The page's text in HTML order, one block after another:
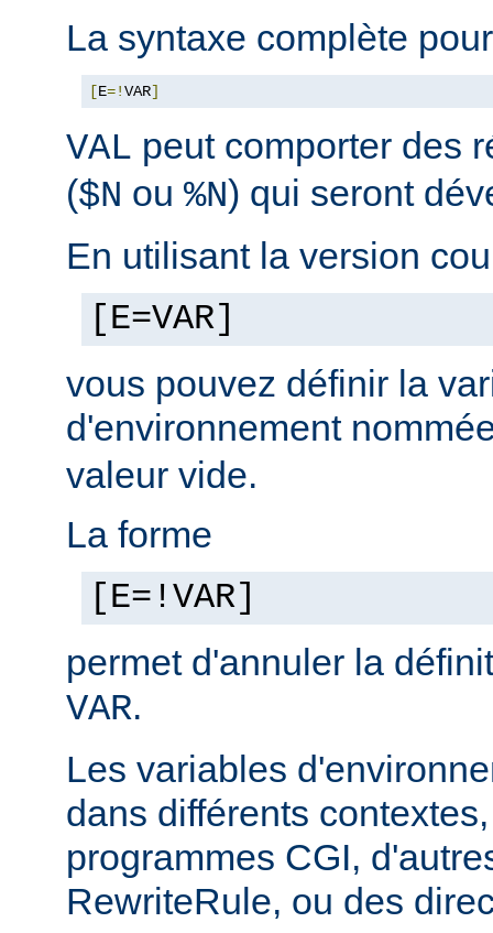
La syntaxe complète
[E=!VAR]
VAL peut comporter des
($N ou %N) qui seront
En utilisant la version
[E=VAR]
vous pouvez définir la
d'environnement
valeur vide.
La forme
[E=!VAR]
permet d'annuler la
VAR.
Les variables
dans différents
programmes CGI,
RewriteRule, ou des